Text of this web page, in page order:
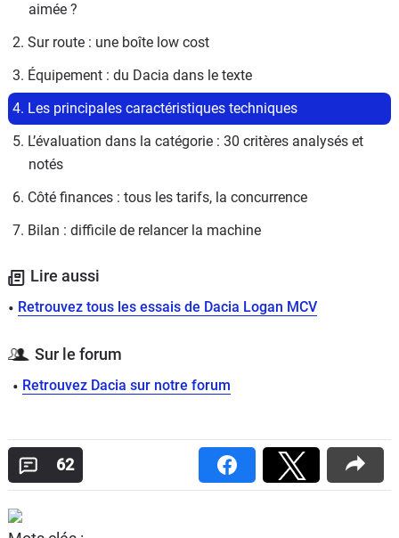
aimée ?
2. Sur route : une boîte low cost
3. Équipement : du Dacia dans le texte
4. Les principales caractéristiques techniques
5. L’évaluation dans la catégorie : 30 critères analysés et
notés
6. Côté finances : tous les tarifs, la concurrence
7. Bilan : difficile de relancer la machine
Lire aussi
Retrouvez tous les essais de Dacia Logan MCV
Sur le forum
Retrouvez Dacia sur notre forum
62